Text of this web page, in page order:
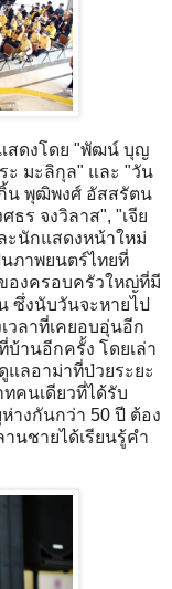
แสดงโดย "พัฒน์ บุญ
ะ มะลิกุล" และ "วัน
น พุฒิพงศ์ อัสสรัตน
ร จงวิลาส", "เจีย
ะนักแสดงหน้าใหม่
ภาพยนตร์ไทยที่
องครอบครัวใหญ่ที่มี
ซึ่งนับวันจะหายไป
วลาที่เคยอบอุ่นอีก
านอีกครั้ง โดยเล่า
ลอาม่าที่ป่วยระยะ
ทคนเดียวที่ได้รับ
างกันกว่า 50 ปี ต้อง
นชายได้เรียนรู้คำ